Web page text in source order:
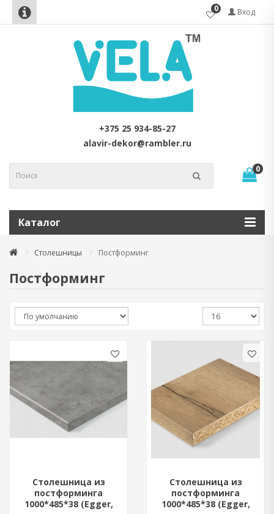
Вход
0
+375 25 934-85-27
alavir-dekor@rambler.ru
0
Каталог
Столешницы Постформинг
Постформинг
Столешница из
постформинга
1000*485*38 (Egger,
Столешница из
постформинга
1000*485*38 (Egger,